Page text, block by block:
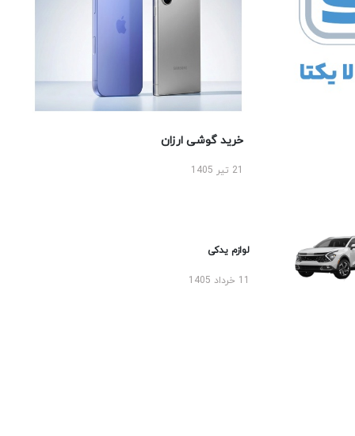
خرید گوشی ارزان
لوازم یدکی